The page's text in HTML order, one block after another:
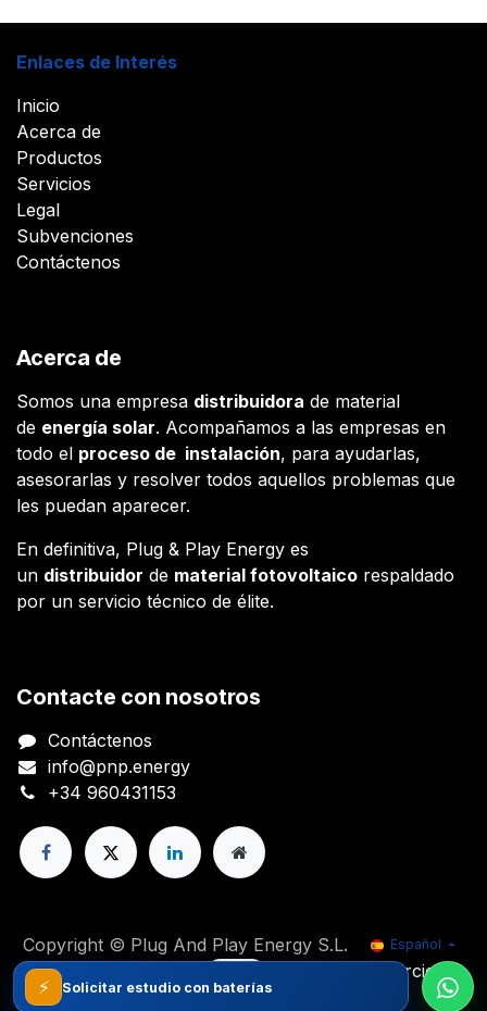
Enlaces de Interés
Inicio
Acerca de
Productos
Servicios
Legal
Subvenciones
Contáctenos
Acerca de
Somos una empresa distribuidora de material
de energía solar. Acompañamos a las empresas en
todo el proceso de instalación, para ayudarlas,
asesorarlas y resolver todos aquellos problemas que
les puedan aparecer.
En definitiva, Plug & Play Energy es
un distribuidor de material fotovoltaico respaldado
por un servicio técnico de élite.
Contacte con nosotros
Contáctenos
info@pnp.energy
+34 960431153
Copyright © Plug And Play Energy S.L. Español
Con tecnología de
Comercio
electrónico de código abierto
⚡ Solicitar estudio con baterías